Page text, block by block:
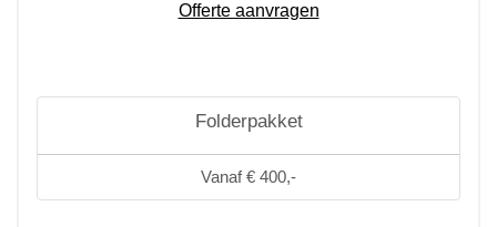
Offerte aanvragen
Folderpakket
Vanaf € 400,-